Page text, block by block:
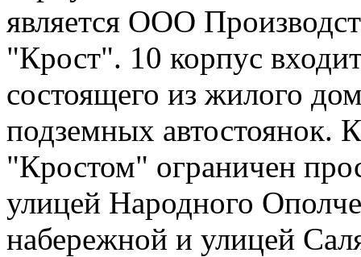
является ООО
"Крост". 10 корпус
состоящего из жилого
подземных автостоянок.
"Кростом" ограничен
улицей Народного
набережной и улицей